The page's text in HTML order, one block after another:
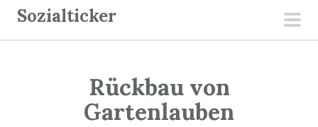
Sozialticker
Rückbau von
Gartenlauben